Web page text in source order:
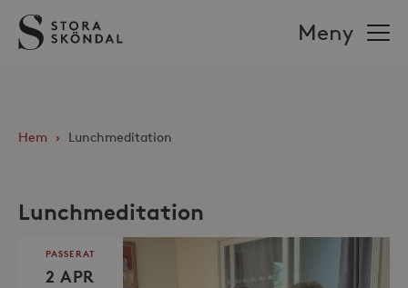
Stora
Sköndal
Meny
Hem › Lunchmeditation
Lunchmeditation
PASSERAT
2 APR